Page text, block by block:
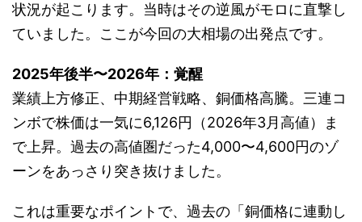
状況が起こります。当時はその逆風がモロに直撃し
ていました。ここが今回の大相場の出発点です。
2025年後半〜2026年：覚醒
業績上方修正、中期経営戦略、銅価格高騰。三連コ
ンボで株価は一気に6,126円（2026年3月高値）ま
で上昇。過去の高値圏だった4,000〜4,600円のゾ
ーンをあっさり突き抜けました。
これは重要なポイントで、過去の「銅価格に連動し